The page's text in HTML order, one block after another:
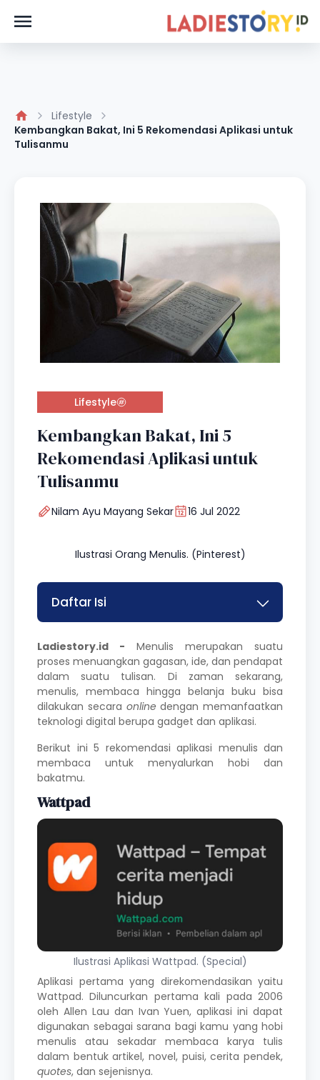
Lifestyle
Kembangkan Bakat, Ini 5 Rekomendasi Aplikasi untuk
Tulisanmu
Lifestyle
Kembangkan Bakat, Ini 5
Rekomendasi Aplikasi untuk
Tulisanmu
Nilam Ayu Mayang Sekar 16 Jul 2022
Ilustrasi Orang Menulis. (Pinterest)
Daftar Isi
Ladiestory.id - Menulis merupakan suatu
proses menuangkan gagasan, ide, dan pendapat
dalam suatu tulisan. Di zaman sekarang,
menulis, membaca hingga belanja buku bisa
dilakukan secara online dengan memanfaatkan
teknologi digital berupa gadget dan aplikasi.
Berikut ini 5 rekomendasi aplikasi menulis dan
membaca untuk menyalurkan hobi dan
bakatmu.
Wattpad
Ilustrasi Aplikasi Wattpad. (Special)
Aplikasi pertama yang direkomendasikan yaitu
Wattpad. Diluncurkan pertama kali pada 2006
oleh Allen Lau dan Ivan Yuen, aplikasi ini dapat
digunakan sebagai sarana bagi kamu yang hobi
menulis atau sekadar membaca karya tulis
dalam bentuk artikel, novel, puisi, cerita pendek,
quotes, dan sejenisnya.